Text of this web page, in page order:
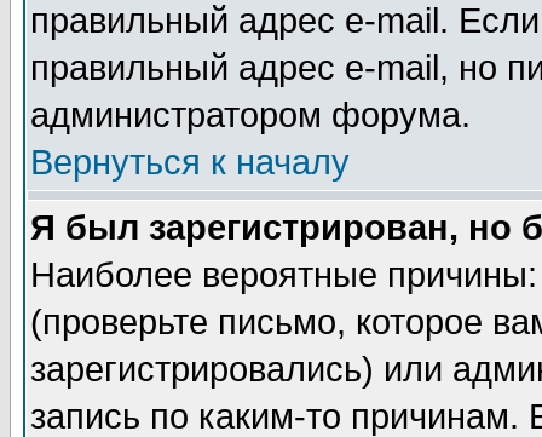
правильный адрес e-mail.
правильный адрес e-mail, но
администратором форума.
Вернуться к началу
Я был зарегистрирован, но
Наиболее вероятные
(проверьте письмо, которое
зарегистрировались) или
запись по каким-то